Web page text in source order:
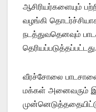
ஆசிரியர்களையும்
வழங்கி
நடத்துவதெனவும்
தெரியப்படுத்தப்பட்டது.
வீரச்சோலை பாடசாலை
மக்கள் அனைவரும்